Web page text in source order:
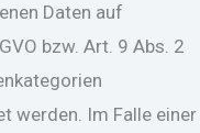
Daten auf
bzw. Art. 9 Abs. 2
werden. Im Falle einer